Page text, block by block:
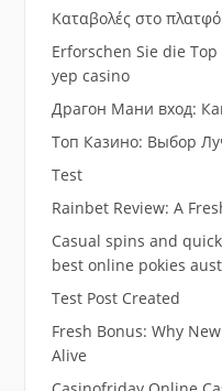
Καταβολές στο
Erforschen Sie die
yep casino
Драгон Мани вход:
Топ Казино: Выбор
Test
Rainbet Review: A
Casual spins and
best online pokies
Test Post Created
Fresh Bonus: Why
Alive